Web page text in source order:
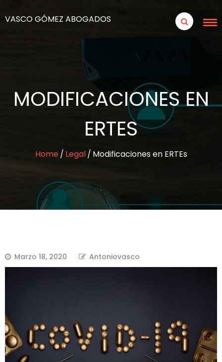
VASCO GÓMEZ ABOGADOS
MODIFICACIONES EN
ERTES
Home Legal Modificaciones en ERTEs
Marzo 18, 2020 Antoniovasco